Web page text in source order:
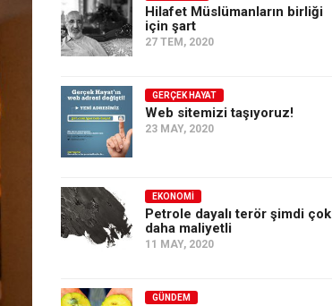
Hilafet Müslümanların birliği
için şart
27 TEM, 2020
GERÇEK HAYAT
Web sitemizi taşıyoruz!
23 MAY, 2020
EKONOMI
Petrole dayalı terör şimdi çok
daha maliyetli
11 MAY, 2020
GÜNDEM